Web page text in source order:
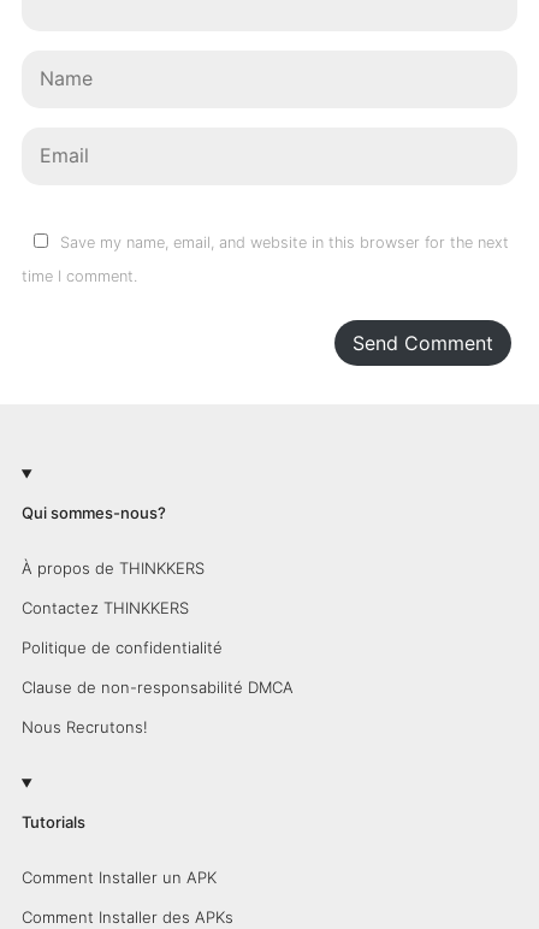
Save my name, email, and website in this browser for the next
time I comment.
Send Comment
Qui sommes-nous?
À propos de THINKKERS
Contactez THINKKERS
Politique de confidentialité
Clause de non-responsabilité DMCA
Nous Recrutons!
Tutorials
Comment Installer un APK
Comment Installer des APKs